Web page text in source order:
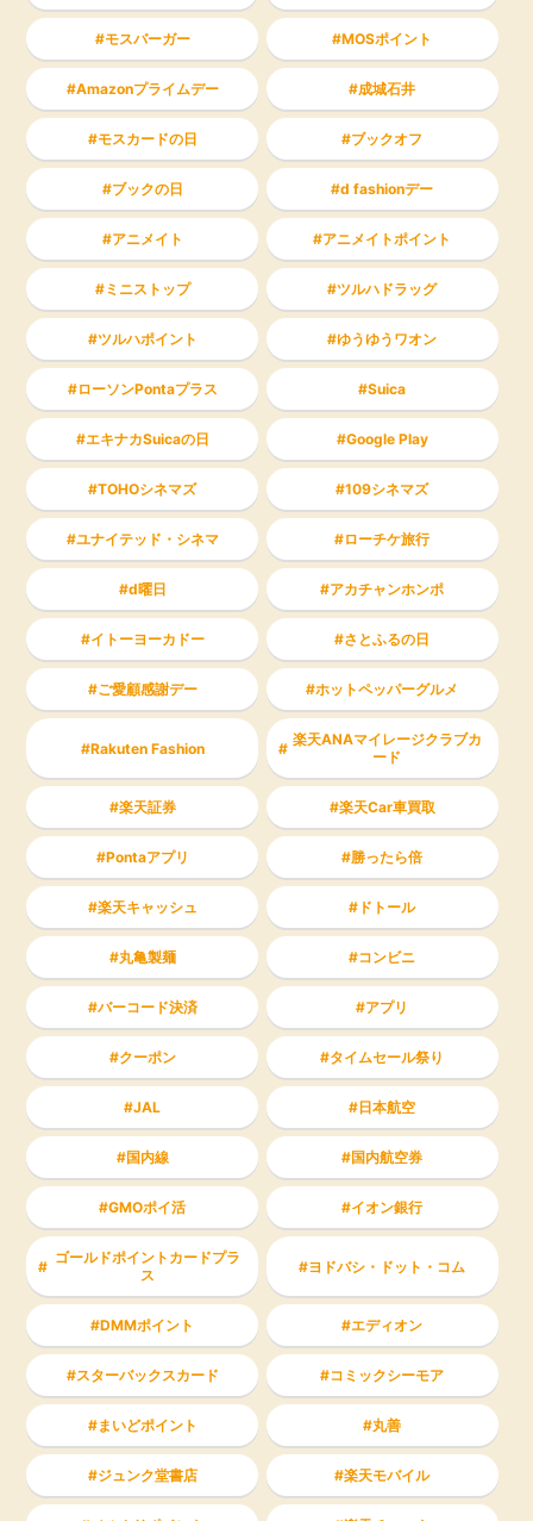
モスバーガー MOSポイント
Amazonプライムデー 成城石井
モスカードの日 ブックオフ
ブックの日 d fashionデー
アニメイト アニメイトポイント
ミニストップ ツルハドラッグ
ツルハポイント ゆうゆうワオン
ローソンPontaプラス Suica
エキナカSuicaの日 Google Play
TOHOシネマズ 109シネマズ
ユナイテッド・シネマ ローチケ旅行
d曜日 アカチャンホンポ
イトーヨーカドー さとふるの日
ご愛顧感謝デー ホットペッパーグルメ
Rakuten Fashion
楽天ANAマイレージクラブカ
ード
楽天証券 楽天Car車買取
Pontaアプリ 勝ったら倍
楽天キャッシュ ドトール
丸亀製麺 コンビニ
バーコード決済 アプリ
クーポン タイムセール祭り
JAL 日本航空
国内線 国内航空券
GMOポイ活 イオン銀行
ゴールドポイントカードプラ
ス
ヨドバシ・ドット・コム
DMMポイント エディオン
スターバックスカード コミックシーモア
まいどポイント 丸善
ジュンク堂書店 楽天モバイル